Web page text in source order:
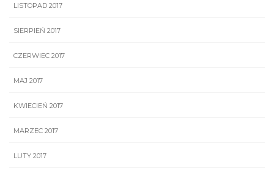
LISTOPAD 2017
SIERPIEŃ 2017
CZERWIEC 2017
MAJ 2017
KWIECIEŃ 2017
MARZEC 2017
LUTY 2017